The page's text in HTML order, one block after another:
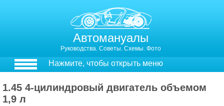
Автомануалы
Руководства. Советы. Схемы. Фото
Нажмите, чтобы открыть меню
1.45 4-цилиндровый двигатель объемом
1,9 л